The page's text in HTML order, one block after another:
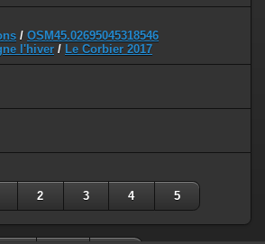
/ OSM45.02695045318546
l'hiver / Le Corbier 2017
2 3 4 5